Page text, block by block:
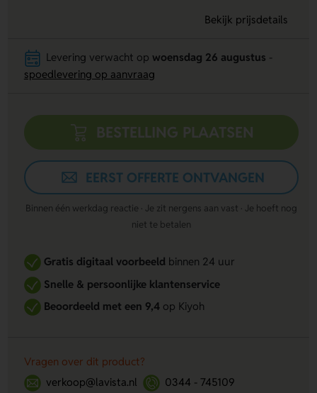
Bekijk prijsdetails
Levering verwacht op woensdag 26 augustus
spoedlevering op aanvraag
BESTELLING PLAATSEN
EERST OFFERTE ONTVANGEN
Binnen één werkdag reactie · Je zit nergens aan vast · Je hoeft nog
niet te betalen
Gratis digitaal voorbeeldbinnen 24 uur
Snelle & persoonlijke klantenservice
Beoordeeld met een 9,4op Kiyoh
Vragen over dit product?
verkoop@lavista.nl
0344 - 745109